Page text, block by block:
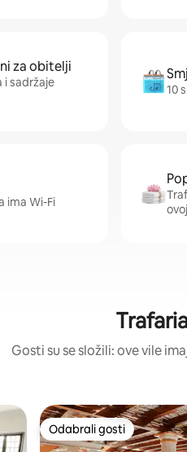
za obitelji
i sadržaje
10
ima Wi-Fi
Gosti su se složili: ove vile
Odabrali gosti
Odabrali gosti